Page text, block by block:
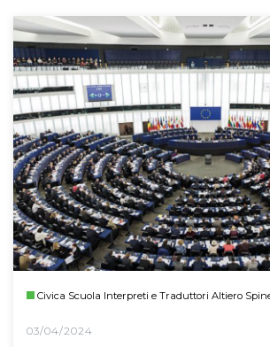
Civica Scuola Interpreti e Traduttori Altiero
03/04/2024